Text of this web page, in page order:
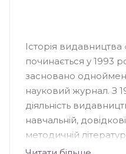
Історія
починається у 1993
засновано
науковий журнал. З
діяльність
навчальній,
методичній
співпрацюють автори